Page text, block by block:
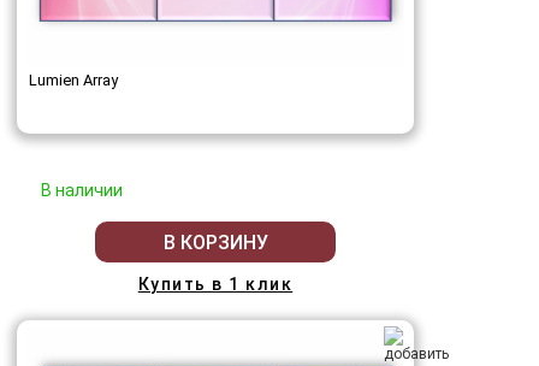
Lumien Array
В наличии
В КОРЗИНУ
Купить в 1 клик